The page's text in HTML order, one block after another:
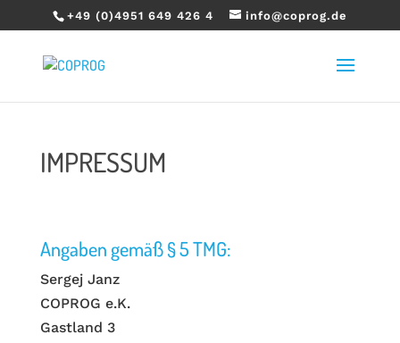
+49 (0)4951 649 426 4 info@coprog.de
IMPRESSUM
Angaben gemäß § 5 TMG:
Sergej Janz
COPROG e.K.
Gastland 3